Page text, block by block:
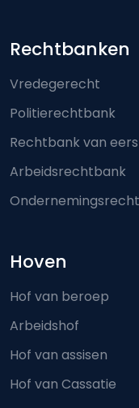
Footer-
Rechtbanken
Vredegerecht
Politierechtbank
Rechtbank van
Arbeidsrechtbank
Hoven
Hof van beroep
Arbeidshof
Hof van assisen
Hof van Cassatie